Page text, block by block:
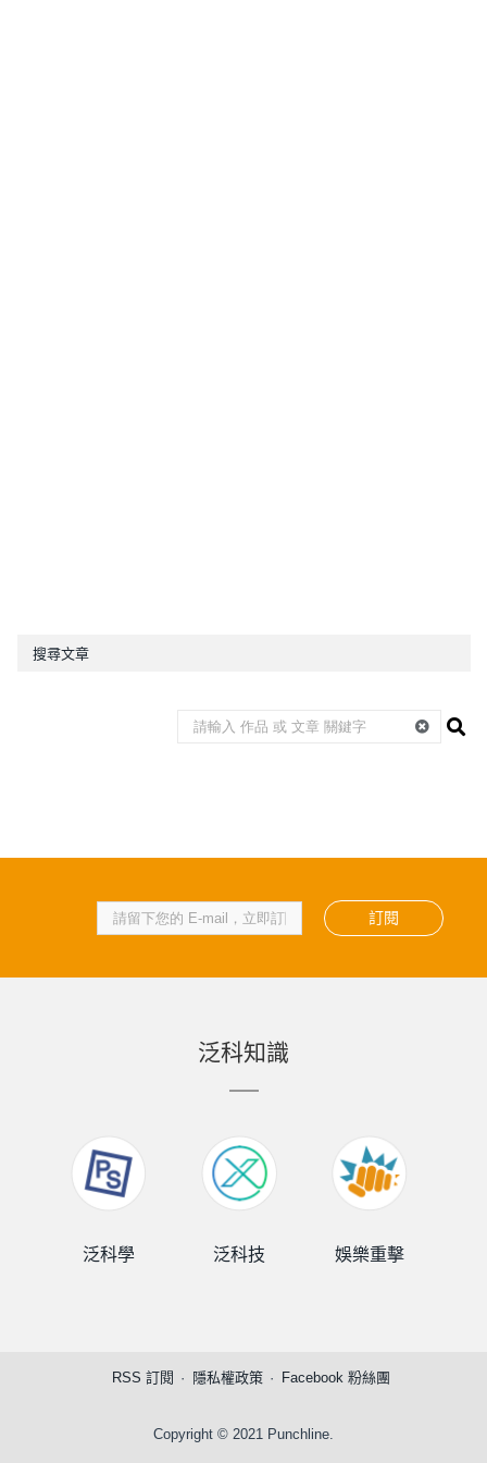
搜尋文章
訂閱
泛科知識
泛科學 泛科技 娛樂重擊
RSS 訂閱 隱私權政策 Facebook 粉絲團
Copyright © 2021 Punchline.